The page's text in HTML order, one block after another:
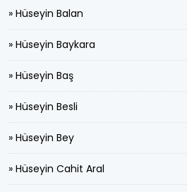
» Hüseyin Balan
» Hüseyin Baykara
» Hüseyin Baş
» Hüseyin Besli
» Hüseyin Bey
» Hüseyin Cahit Aral